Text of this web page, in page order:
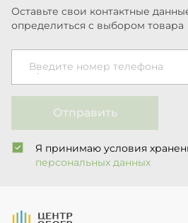
Оставьте свои контактные
определиться с выбором товара
Введите номер телефона
Отправить
Я принимаю условия
персональных данных
На Главную